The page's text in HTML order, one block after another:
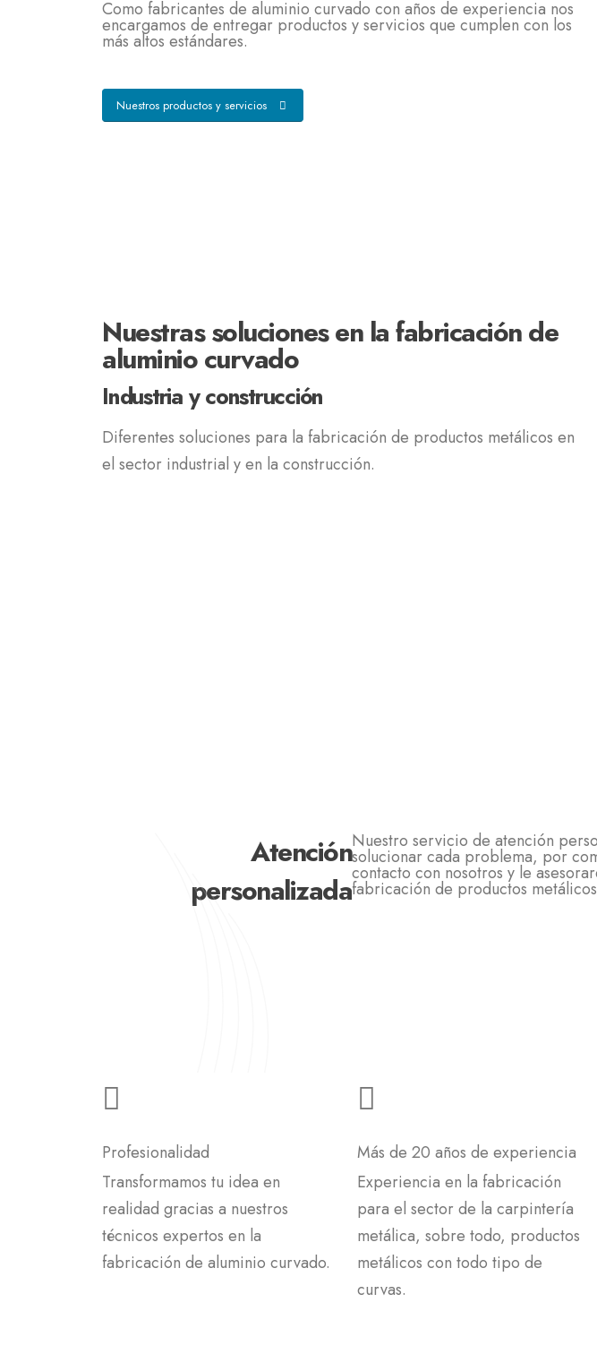
Como fabricantes de aluminio curvado con años de experiencia nos
encargamos de entregar productos y servicios que cumplen con los
más altos estándares.
Nuestros productos y servicios
Nuestras soluciones en la fabricación de
aluminio curvado
Industria y construcción
Diferentes soluciones para la fabricación de productos metálicos en
el sector industrial y en la construcción.
Atención
personalizada
Nuestro servicio de atención
solucionar cada problema, por
contacto con nosotros y le
fabricación de productos
Profesionalidad
Transformamos tu idea en
realidad gracias a nuestros
técnicos expertos en la
fabricación de aluminio curvado.
Más de 20 años de experiencia
Experiencia en la fabricación
para el sector de la carpintería
metálica, sobre todo, productos
metálicos con todo tipo de
curvas.